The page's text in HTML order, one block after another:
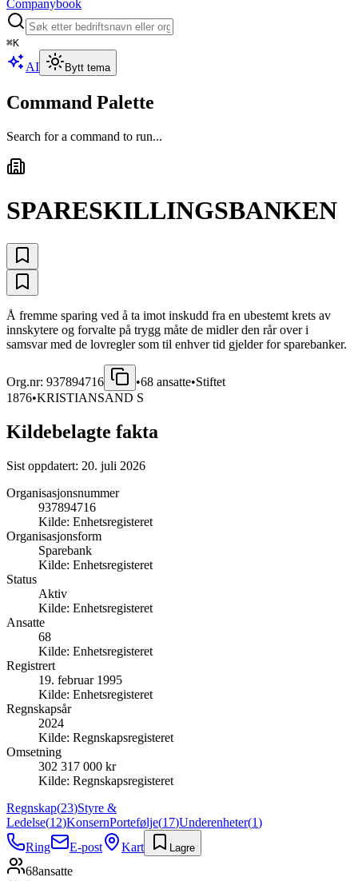
Companybook
⌘K
AI Bytt tema
Command Palette
Search for a command to run...
SPARESKILLINGSBANKEN
Å fremme sparing ved å ta imot inskudd fra en ubestemt krets av
innskytere og forvalte på trygg måte de midler den rår over i
samsvar med de lovregler som til enhver tid gjelder for sparebanker.
Org.nr: 937894716 •68 ansatte•Stiftet
1876•KRISTIANSAND S
Kildebelagte fakta
Sist oppdatert: 20. juli 2026
Organisasjonsnummer
937894716
Kilde: Enhetsregisteret
Organisasjonsform
Sparebank
Kilde: Enhetsregisteret
Status
Aktiv
Kilde: Enhetsregisteret
Ansatte
68
Kilde: Enhetsregisteret
Registrert
19. februar 1995
Kilde: Enhetsregisteret
Regnskapsår
2024
Kilde: Regnskapsregisteret
Omsetning
302 317 000 kr
Kilde: Regnskapsregisteret
Regnskap(23)Styre &
Ledelse(12)KonsernPortefølje(17)Underenheter(1)
Ring
E-post Kart Lagre
68ansatte